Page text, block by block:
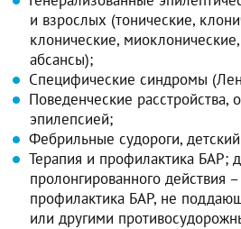
и взрослых (тонические,
клонические,
абсансы);
Специфические синдромы
Поведенческие расстройства,
эпилепсией;
Фебрильные судороги,
Терапия и профилактика БАР;
пролонгированного действия
профилактика БАР, не
или другими